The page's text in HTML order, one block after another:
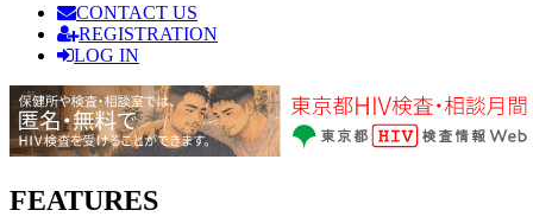
CONTACT US
REGISTRATION
LOG IN
FEATURES